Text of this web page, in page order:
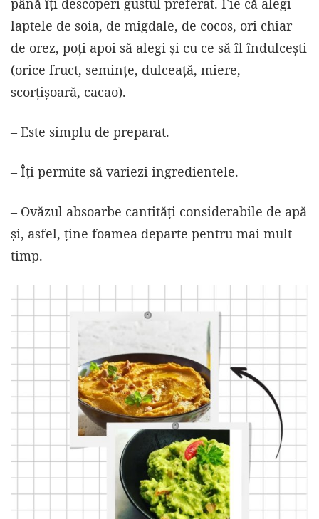
până îți descoperi gustul preferat. Fie că alegi
laptele de soia, de migdale, de cocos, ori chiar
de orez, poți apoi să alegi și cu ce să îl îndulcești
(orice fruct, semințe, dulceață, miere,
scorțișoară, cacao).
– Este simplu de preparat.
– Îți permite să variezi ingredientele.
– Ovăzul absoarbe cantități considerabile de apă
și, asfel, ține foamea departe pentru mai mult
timp.